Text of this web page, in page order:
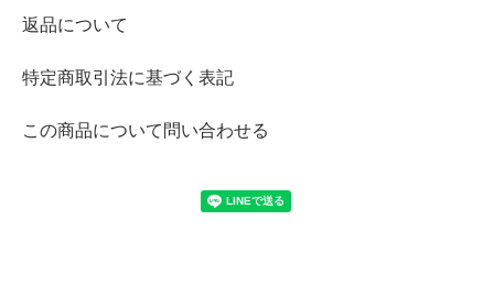
返品について
特定商取引法に基づく表記
この商品について問い合わせる